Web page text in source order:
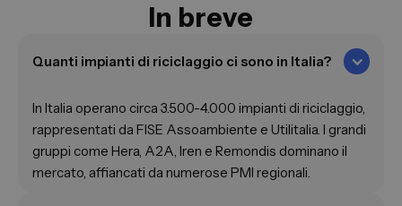
In breve
Quanti impianti di riciclaggio ci sono in Italia?
In Italia operano circa 3.500-4.000 impianti di riciclaggio,
rappresentati da FISE Assoambiente e Utilitalia. I grandi
gruppi come Hera, A2A, Iren e Remondis dominano il
mercato, affiancati da numerose PMI regionali.